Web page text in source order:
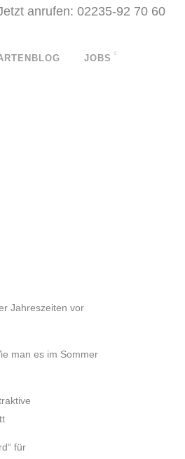
anrufen: 02235-92 70 60
JOBS
Jahreszeiten vor
man es im Sommer
für